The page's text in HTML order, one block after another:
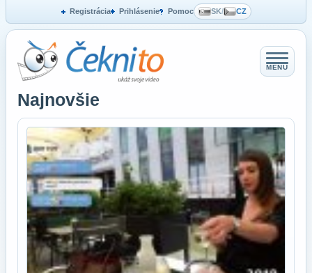
Registrácia Prihlásenie Pomoc SK/ CZ
MENU
Najnovšie